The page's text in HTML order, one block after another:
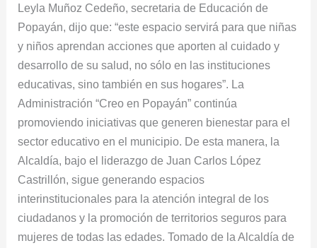
Leyla Muñoz Cedeño, secretaria de Educación de
Popayán, dijo que: “este espacio servirá para que niñas
y niños aprendan acciones que aporten al cuidado y
desarrollo de su salud, no sólo en las instituciones
educativas, sino también en sus hogares”. La
Administración “Creo en Popayán” continúa
promoviendo iniciativas que generen bienestar para el
sector educativo en el municipio. De esta manera, la
Alcaldía, bajo el liderazgo de Juan Carlos López
Castrillón, sigue generando espacios
interinstitucionales para la atención integral de los
ciudadanos y la promoción de territorios seguros para
mujeres de todas las edades. Tomado de la Alcaldía de